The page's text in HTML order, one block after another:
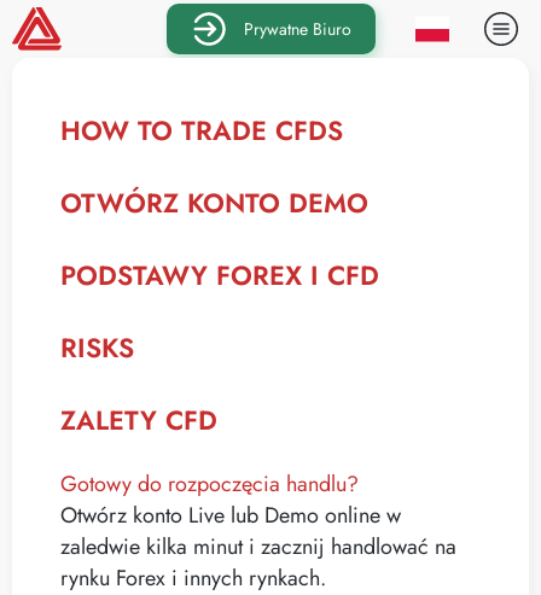
Prywatne Biuro
HOW TO TRADE CFDS
OTWÓRZ KONTO DEMO
PODSTAWY FOREX I CFD
RISKS
ZALETY CFD
Gotowy do rozpoczęcia handlu?
Otwórz konto Live lub Demo online w
zaledwie kilka minut i zacznij handlować na
rynku Forex i innych rynkach.